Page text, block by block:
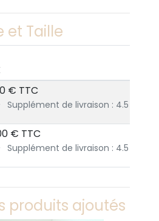
et Taille
€ TTC
Supplément de livraison : 4.5 €
€ TTC
Supplément de livraison : 4.5 €
produits ajoutés